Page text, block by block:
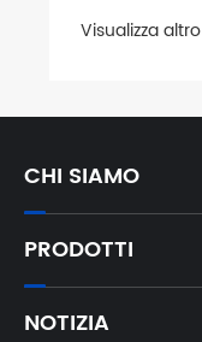
post-
Visualizza
CHI SIAMO
PRODOTTI
NOTIZIA